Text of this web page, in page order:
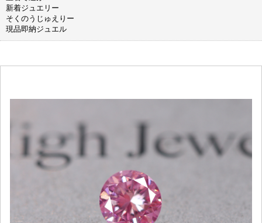
新着ジュエリー
そくのうじゅえりー
現品即納ジュエル